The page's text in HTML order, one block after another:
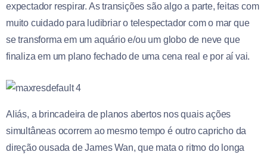
expectador respirar. As transições são algo a parte, feitas com
muito cuidado para ludibriar o telespectador com o mar que
se transforma em um aquário e/ou um globo de neve que
finaliza em um plano fechado de uma cena real e por aí vai.
Aliás, a brincadeira de planos abertos nos quais ações
simultâneas ocorrem ao mesmo tempo é outro capricho da
direção ousada de James Wan, que mata o ritmo do longa